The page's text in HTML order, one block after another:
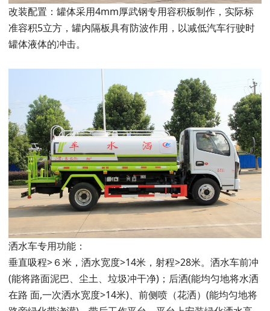
改装配置：罐体采用4mm厚武钢专用容积板制作，实际标
准容积5立方，罐内隔板具有防波作用，以减低汽车行驶时
罐体液体的冲击。
洒水车专用功能：
垂直吸程>６米，洒水宽度>14米，射程>28米。洒水车前冲
(能将路面泥巴、尘土、垃圾冲干净)；后洒(能均匀地将水洒
在路 面,一次洒水宽度>14米)、前侧喷（花洒）(能均匀地将